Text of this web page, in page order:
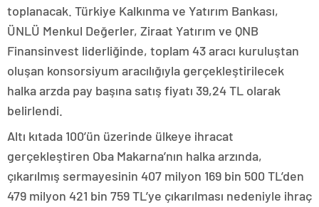
toplanacak. Türkiye Kalkınma ve Yatırım Bankası,
ÜNLÜ Menkul Değerler, Ziraat Yatırım ve QNB
Finansinvest liderliğinde, toplam 43 aracı kuruluştan
oluşan konsorsiyum aracılığıyla gerçekleştirilecek
halka arzda pay başına satış fiyatı 39,24 TL olarak
belirlendi.
Altı kıtada 100’ün üzerinde ülkeye ihracat
gerçekleştiren Oba Makarna’nın halka arzında,
çıkarılmış sermayesinin 407 milyon 169 bin 500 TL’den
479 milyon 421 bin 759 TL’ye çıkarılması nedeniyle ihraç